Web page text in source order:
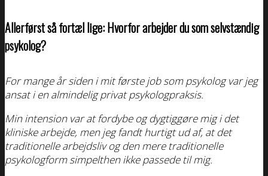
Allerførst så fortæl lige: Hvorfor arbejder du som selvstændig
psykolog?
For mange år siden i mit første job som psykolog var jeg
ansat i en almindelig privat psykologpraksis.
Min intension var at fordybe og dygtiggøre mig i det
kliniske arbejde, men jeg fandt hurtigt ud af, at det
traditionelle arbejdsliv og den mere traditionelle
psykologform simpelthenikke passede til mig.